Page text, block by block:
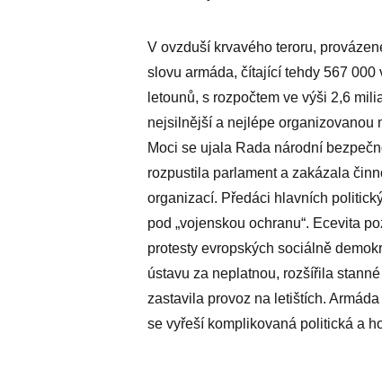
V ovzduší krvavého teroru,
slovu armáda, čítající tehdy 567
letounů, s rozpočtem ve výši 2,6
nejsilnější a nejlépe organizovanou
Moci se ujala Rada národní
rozpustila parlament a zakázala
organizací. Předáci hlavních
pod „vojenskou ochranu“. Ecevita
protesty evropských sociálně
ústavu za neplatnou, rozšířila
zastavila provoz na letištích.
se vyřeší komplikovaná politická a